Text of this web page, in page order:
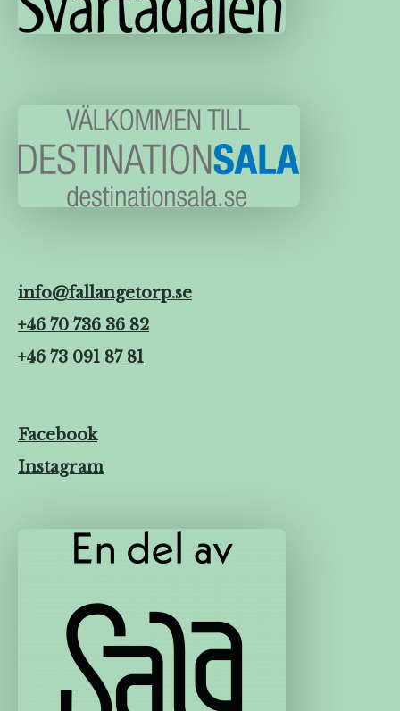
info@fallangetorp.se
+46 70 736 36 82
+46 73 091 87 81
Facebook
Instagram